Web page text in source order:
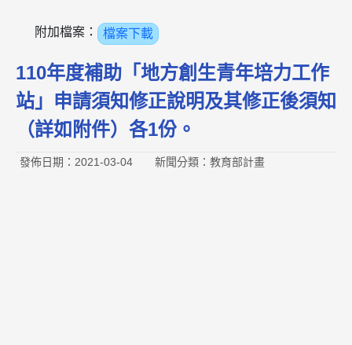
附加檔案： 檔案下載
110年度補助「地方創生青年培力工作
站」申請須知修正說明及其修正後須知
（詳如附件）各1份。
發佈日期：2021-03-04 新聞分類：教育部計畫